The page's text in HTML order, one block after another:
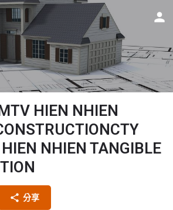
HIEN NHIEN
NHIEN TANGIBLE
分享